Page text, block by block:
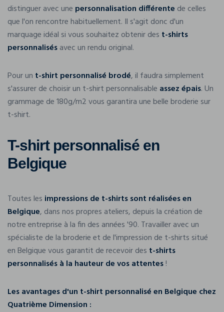
distinguer avec une personnalisation différente de celles
que l'on rencontre habituellement. Il s'agit donc d'un
marquage idéal si vous souhaitez obtenir des t-shirts
personnalisésavec un rendu original.
Pour un t-shirt personnalisé brodé, il faudra simplement
s'assurer de choisir un t-shirt personnalisable assez épais. Un
grammage de 180g/m2 vous garantira une belle broderie sur
t-shirt.
T-shirt personnalisé en
Belgique
Toutes les impressions de t-shirts sont réalisées en
Belgique, dans nos propres ateliers, depuis la création de
notre entreprise à la fin des années '90. Travailler avec un
spécialiste de la broderie et de l'impression de t-shirts situé
en Belgique vous garantit de recevoir des t-shirts
personnalisés à la hauteur de vos attentes!
Les avantages d'un t-shirt personnalisé en Belgique chez
Quatrième Dimension :